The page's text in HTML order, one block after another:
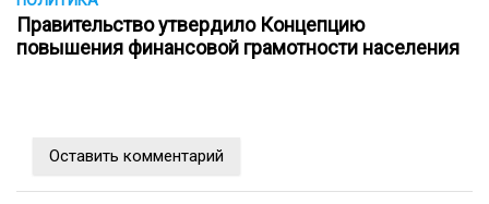
Правительство утвердило Концепцию
повышения финансовой грамотности населения
Оставить комментарий